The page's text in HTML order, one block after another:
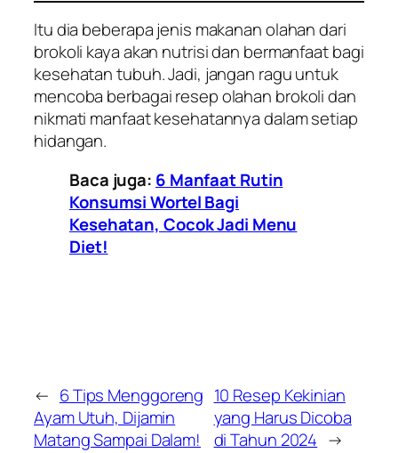
Itu dia beberapa jenis makanan olahan dari
brokoli kaya akan nutrisi dan bermanfaat bagi
kesehatan tubuh. Jadi, jangan ragu untuk
mencoba berbagai resep olahan brokoli dan
nikmati manfaat kesehatannya dalam setiap
hidangan.
Baca juga: 6 Manfaat Rutin
Konsumsi Wortel Bagi
Kesehatan, Cocok Jadi Menu
Diet!
← 6 Tips Menggoreng
Ayam Utuh, Dijamin
Matang Sampai Dalam!
10 Resep Kekinian
yang Harus Dicoba
di Tahun 2024 →